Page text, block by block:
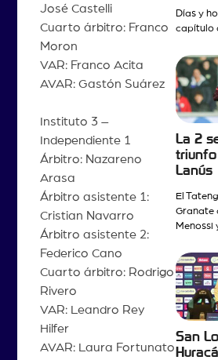
José Castelli
Cuarto árbitro: Franco
Moron
VAR: Franco Acita
AVAR: Gastón Suárez
Instituto 3 –
Independiente 1
Árbitro: Nazareno
Arasa
Árbitro asistente 1:
Cristian Navarro
Árbitro asistente 2:
Federico Cano
Cuarto árbitro: Rodrigo
Rivero
VAR: Leandro Rey
Hilfer
AVAR: Laura Fortunato
Días y
capítulo
La 2
triunfo
Lanús
El
Granate
Menossi
San